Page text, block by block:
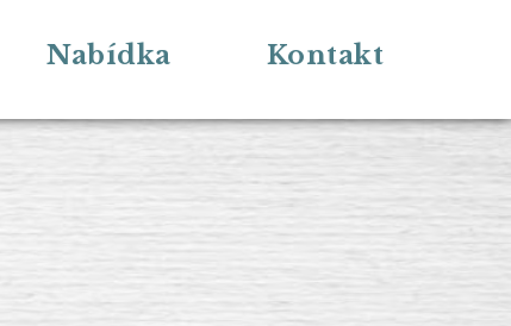
Nabídka Kontakt